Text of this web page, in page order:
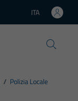
Lingua attiva:
ITA
/ Polizia Locale